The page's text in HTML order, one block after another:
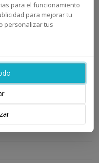
para el funcionamiento
para mejorar tu
personalizar tus